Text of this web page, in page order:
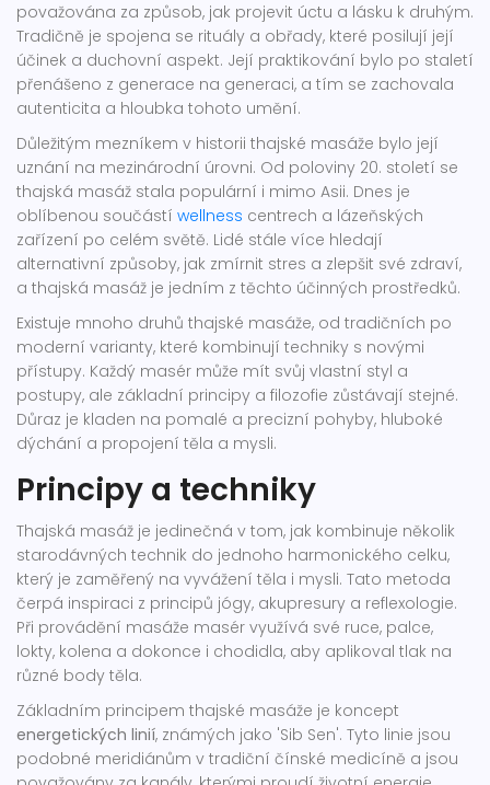
považována za způsob, jak projevit úctu a lásku k druhým.
Tradičně je spojena se rituály a obřady, které posilují její
účinek a duchovní aspekt. Její praktikování bylo po staletí
přenášeno z generace na generaci, a tím se zachovala
autenticita a hloubka tohoto umění.
Důležitým mezníkem v historii thajské masáže bylo její
uznání na mezinárodní úrovni. Od poloviny 20. století se
thajská masáž stala populární i mimo Asii. Dnes je
oblíbenou součástí wellness centrech a lázeňských
zařízení po celém světě. Lidé stále více hledají
alternativní způsoby, jak zmírnit stres a zlepšit své zdraví,
a thajská masáž je jedním z těchto účinných prostředků.
Existuje mnoho druhů thajské masáže, od tradičních po
moderní varianty, které kombinují techniky s novými
přístupy. Každý masér může mít svůj vlastní styl a
postupy, ale základní principy a filozofie zůstávají stejné.
Důraz je kladen na pomalé a precizní pohyby, hluboké
dýchání a propojení těla a mysli.
Principy a techniky
Thajská masáž je jedinečná v tom, jak kombinuje několik
starodávných technik do jednoho harmonického celku,
který je zaměřený na vyvážení těla i mysli. Tato metoda
čerpá inspiraci z principů jógy, akupresury a reflexologie.
Při provádění masáže masér využívá své ruce, palce,
lokty, kolena a dokonce i chodidla, aby aplikoval tlak na
různé body těla.
Základním principem thajské masáže je koncept
energetických linií, známých jako 'Sib Sen'. Tyto linie jsou
podobné meridiánům v tradiční čínské medicíně a jsou